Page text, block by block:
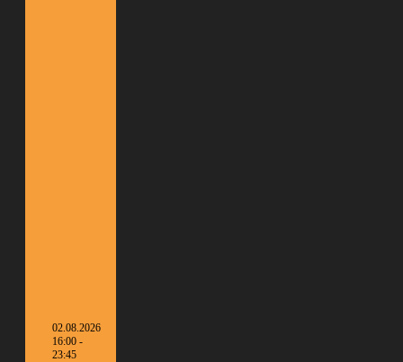
02.08.2026
16:00 -
23:45